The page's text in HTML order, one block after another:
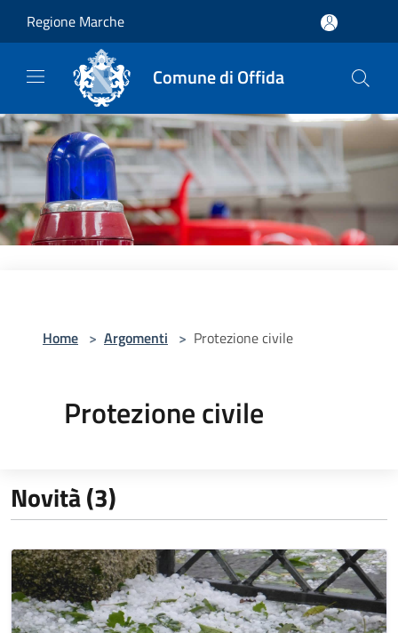
Regione Marche
Comune di Offida
Home > Argomenti > Protezione civile
Protezione civile
Novità (3)